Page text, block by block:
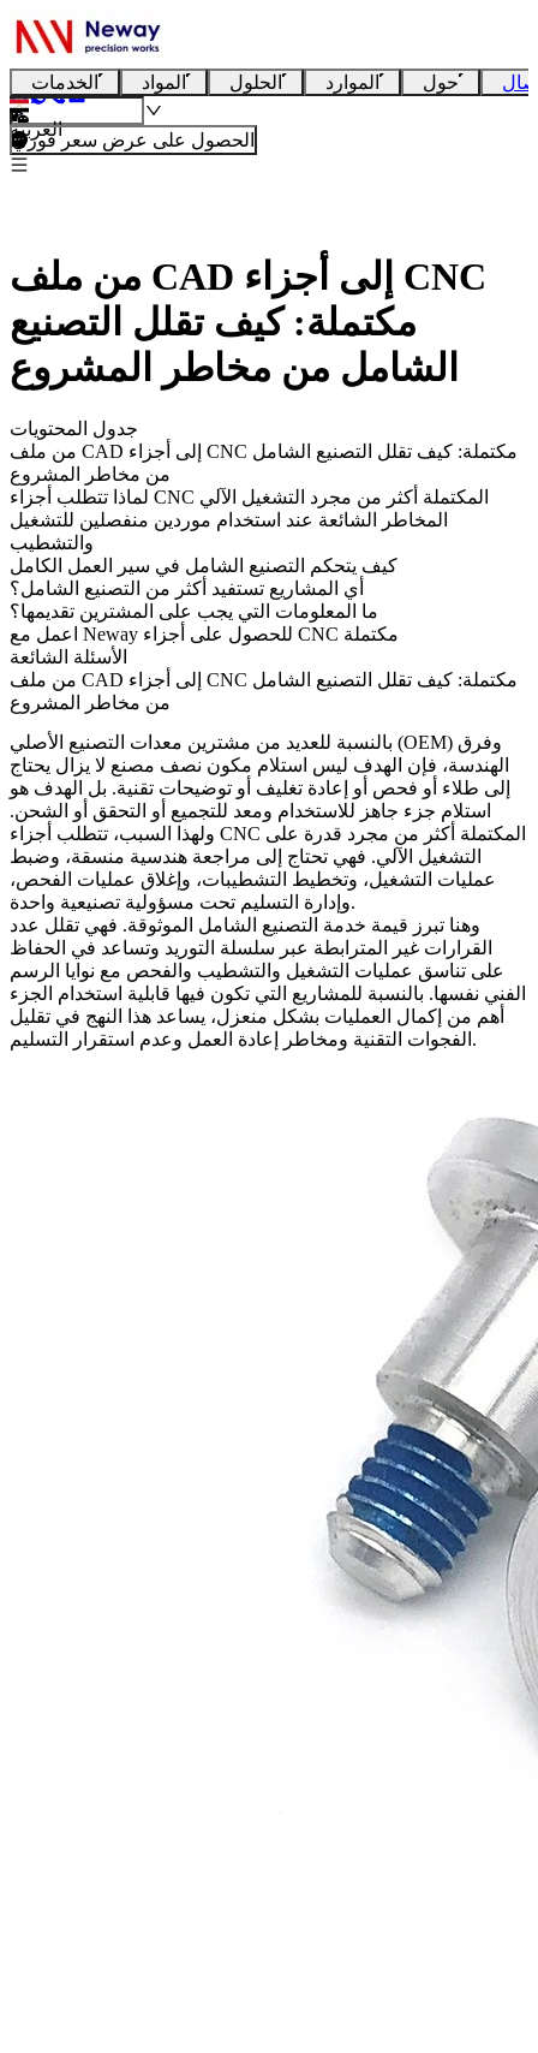
الخدمات المواد الحلول الموارد حول
العربية
الحصول على عرض سعر فوري
من ملف CAD إلى أجزاء CNC
مكتملة: كيف تقلل التصنيع
الشامل من مخاطر المشروع
جدول المحتويات
من ملف CAD إلى أجزاء CNC مكتملة: كيف تقلل التصنيع الشامل
من مخاطر المشروع
لماذا تتطلب أجزاء CNC المكتملة أكثر من مجرد التشغيل الآلي
المخاطر الشائعة عند استخدام موردين منفصلين للتشغيل
والتشطيب
كيف يتحكم التصنيع الشامل في سير العمل الكامل
أي المشاريع تستفيد أكثر من التصنيع الشامل؟
ما المعلومات التي يجب على المشترين تقديمها؟
اعمل مع Neway للحصول على أجزاء CNC مكتملة
الأسئلة الشائعة
من ملف CAD إلى أجزاء CNC مكتملة: كيف تقلل التصنيع الشامل
من مخاطر المشروع
بالنسبة للعديد من مشترين معدات التصنيع الأصلي (OEM) وفرق
الهندسة، فإن الهدف ليس استلام مكون نصف مصنع لا يزال يحتاج
إلى طلاء أو فحص أو إعادة تغليف أو توضيحات تقنية. بل الهدف هو
استلام جزء جاهز للاستخدام ومعد للتجميع أو التحقق أو الشحن.
ولهذا السبب، تتطلب أجزاء CNC المكتملة أكثر من مجرد قدرة على
التشغيل الآلي. فهي تحتاج إلى مراجعة هندسية منسقة، وضبط
عمليات التشغيل، وتخطيط التشطيبات، وإغلاق عمليات الفحص،
وإدارة التسليم تحت مسؤولية تصنيعية واحدة.
وهنا تبرز قيمة خدمة التصنيع الشامل الموثوقة. فهي تقلل عدد
القرارات غير المترابطة عبر سلسلة التوريد وتساعد في الحفاظ
على تناسق عمليات التشغيل والتشطيب والفحص مع نوايا الرسم
الفني نفسها. بالنسبة للمشاريع التي تكون فيها قابلية استخدام الجزء
أهم من إكمال العمليات بشكل منعزل، يساعد هذا النهج في تقليل
الفجوات التقنية ومخاطر إعادة العمل وعدم استقرار التسليم.